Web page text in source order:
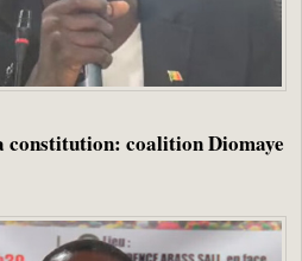
constitution: coalition Diomaye